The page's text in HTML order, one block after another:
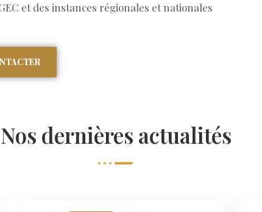
et des instances régionales et nationales
Nos dernières actualités